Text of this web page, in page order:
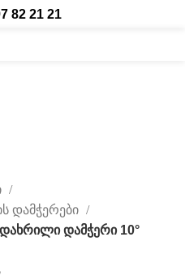
82 21 21
დამჭერები
დამჭერი 10°